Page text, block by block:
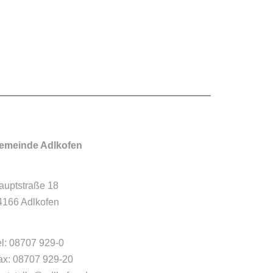
Adlkofen
18
Adlkofen
08707 929-0
08707 929-20